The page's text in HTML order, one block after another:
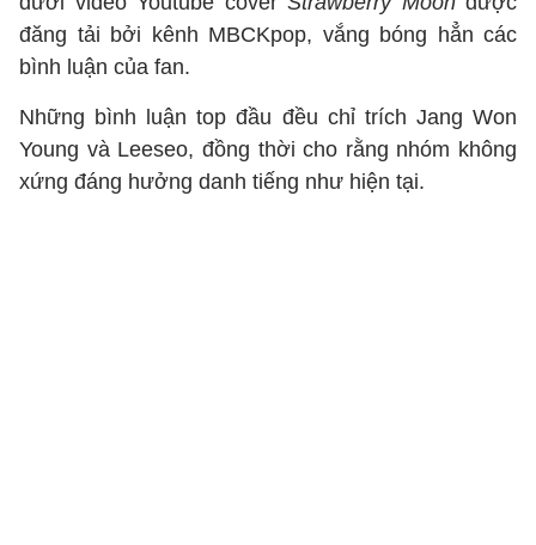
đăng tải bởi kênh MBCKpop, vắng bóng hẳn các
bình luận của fan.
Những bình luận top đầu đều chỉ trích Jang Won
Young và Leeseo, đồng thời cho rằng nhóm không
xứng đáng hưởng danh tiếng như hiện tại.